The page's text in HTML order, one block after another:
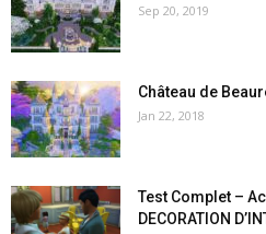
Sep 20, 2019
Château de
Jan 22, 2018
Test Complet –
DECORATION